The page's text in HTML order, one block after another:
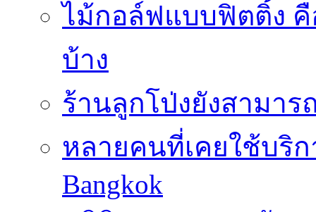
ไม้กอล์ฟแบบฟิตติ้ง คื
บ้าง
ร้านลูกโป่งยังสามา
หลายคนที่เคยใช้บริกา
Bangkok